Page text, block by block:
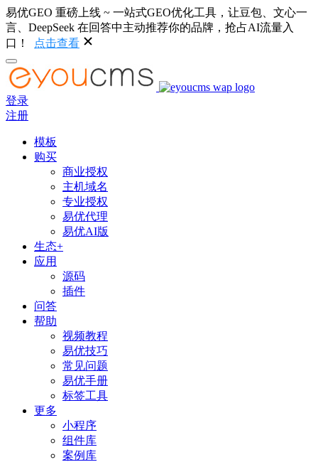
易优GEO 重磅上线 ~ 一站式GEO优化工具，让豆包、文心一
言、DeepSeek 在回答中主动推荐你的品牌，抢占AI流量入
口！
点击查看
登录
注册
模板
购买
商业授权
主机域名
专业授权
易优代理
易优AI版
生态+
应用
源码
插件
问答
帮助
视频教程
易优技巧
常见问题
易优手册
标签工具
更多
小程序
组件库
案例库